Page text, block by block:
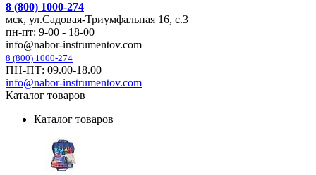
8 (800) 1000-274
мск, ул.Садовая-Триумфальная 16, с.3
пн-пт: 9-00 - 18-00
info@nabor-instrumentov.com
8 (800) 1000-274
ПН-ПТ: 09.00-18.00
info@nabor-instrumentov.com
Каталог товаров
Каталог товаров